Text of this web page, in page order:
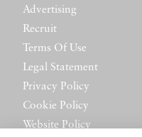
Advertising
Recruit
Terms Of Use
Legal Statement
Privacy Policy
Cookie Policy
Website Policy